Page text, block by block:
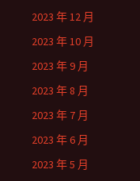
2023 年 12 月
2023 年 10 月
2023 年 9 月
2023 年 8 月
2023 年 7 月
2023 年 6 月
2023 年 5 月